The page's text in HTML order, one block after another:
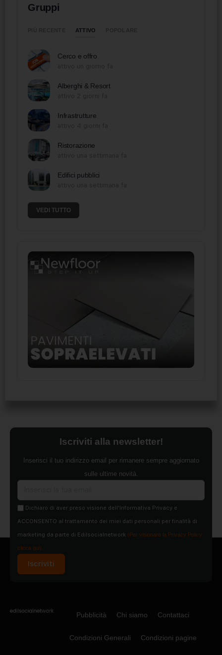
Gruppi
ATTIVO
Cerco e offro
Alberghi & Resort
Infrastrutture
Ristorazione
Edifici pubblici
VEDI TUTTO
Iscriviti alla newsletter!
Inserisci il tuo indirizzo email per rimanere sempre aggiornato
sulle ultime novità.
Dichiaro di aver preso visione dell'Informativa Privacy e
ACCONSENTO al trattamento dei miei dati personali per finalità di
marketing da parte di Edilsocialnetwork (Per visionare la Privacy Policy
clicca qui).
Iscriviti
Pubblicità Chi siamo Contattaci
Condizioni Generali Condizioni pagine